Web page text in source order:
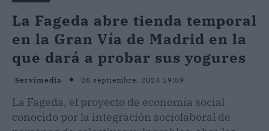
La Fageda abre tienda temporal
en la Gran Vía de Madrid en la
que dará a probar sus yogures
Servimedia 26 septiembre, 2024 19:59
La Fageda, el proyecto de economía social
conocido por la integración sociolaboral de